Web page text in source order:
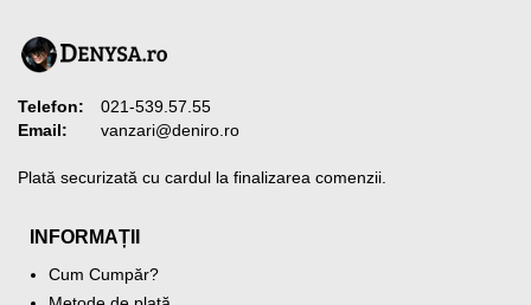
Telefon:
021-539.57.55
Email:
vanzari@deniro.ro
Plată securizată cu cardul la finalizarea comenzii.
INFORMAȚII
Cum Cumpăr?